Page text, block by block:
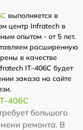
выполняется в
центр Infratech в
опытом - от 5 лет.
расширенную
в качестве
IT–406С будет
заказа на сайте
большого
ремонта. В